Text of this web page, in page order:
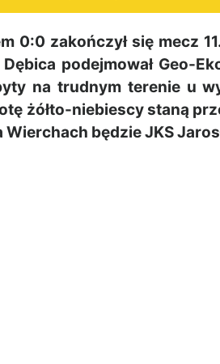
0:0 zakończył się mecz
podejmował Geo-
na trudnym terenie u
żółto-niebiescy staną
będzie JKS